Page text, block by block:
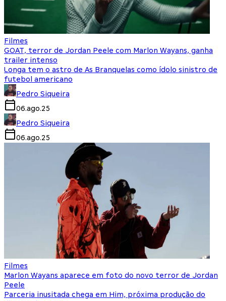
Filmes
GOAT, terror de Jordan Peele com Marlon Wayans, ganha
trailer intenso
Longa tem o astro de As Branquelas como ídolo sinistro de
futebol americano
Pedro Siqueira
06.ago.25
Pedro Siqueira
06.ago.25
Filmes
Marlon Wayans aparece em foto do novo terror de Jordan
Peele
Parceria inusitada chega em Him, próxima produção do